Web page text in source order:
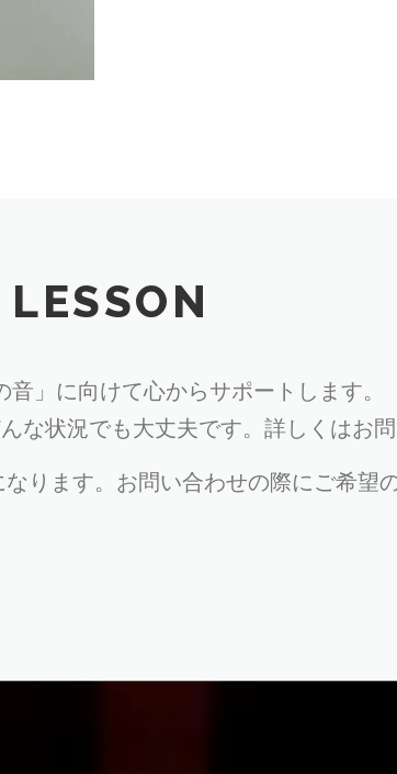
LESSON
音」に向けて心からサポートします。
な状況でも大丈夫です。詳しくはお問
ります。お問い合わせの際にご希望